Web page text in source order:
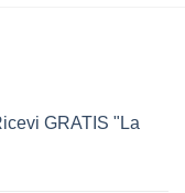
GRATIS "La